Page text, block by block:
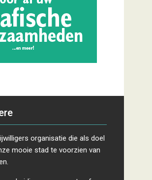
organisatie die als doel
mooie stad te voorzien van